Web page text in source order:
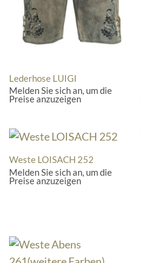
Lederhose LUIGI
Melden Sie sich an, um die
Preise anzuzeigen
Weste LOISACH 252
Melden Sie sich an, um die
Preise anzuzeigen